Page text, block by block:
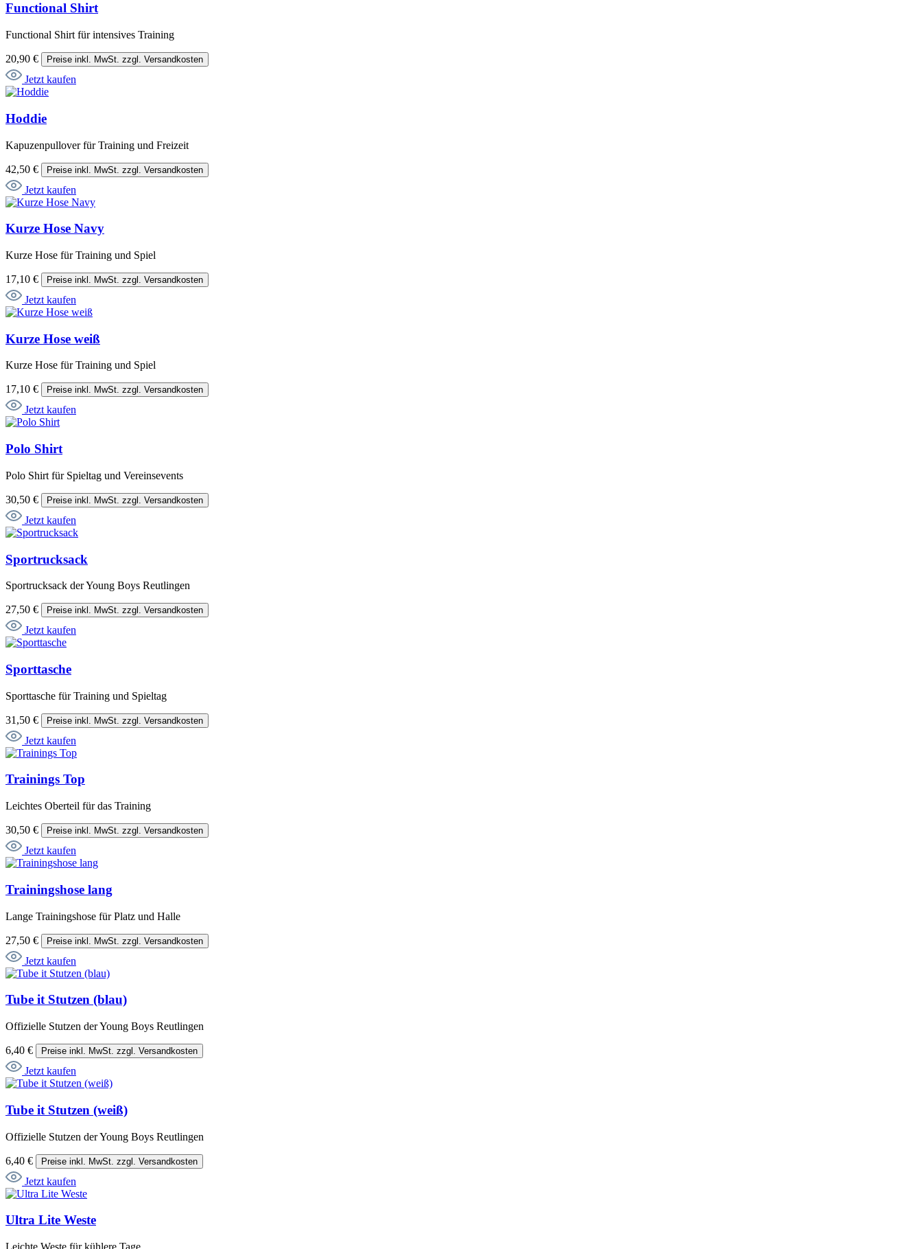
Functional Shirt
Functional Shirt für intensives Training
20,90 € Preise inkl. MwSt. zzgl. Versandkosten
Jetzt kaufen
Hoddie
Kapuzenpullover für Training und Freizeit
42,50 € Preise inkl. MwSt. zzgl. Versandkosten
Jetzt kaufen
Kurze Hose Navy
Kurze Hose für Training und Spiel
17,10 € Preise inkl. MwSt. zzgl. Versandkosten
Jetzt kaufen
Kurze Hose weiß
Kurze Hose für Training und Spiel
17,10 € Preise inkl. MwSt. zzgl. Versandkosten
Jetzt kaufen
Polo Shirt
Polo Shirt für Spieltag und Vereinsevents
30,50 € Preise inkl. MwSt. zzgl. Versandkosten
Jetzt kaufen
Sportrucksack
Sportrucksack der Young Boys Reutlingen
27,50 € Preise inkl. MwSt. zzgl. Versandkosten
Jetzt kaufen
Sporttasche
Sporttasche für Training und Spieltag
31,50 € Preise inkl. MwSt. zzgl. Versandkosten
Jetzt kaufen
Trainings Top
Leichtes Oberteil für das Training
30,50 € Preise inkl. MwSt. zzgl. Versandkosten
Jetzt kaufen
Trainingshose lang
Lange Trainingshose für Platz und Halle
27,50 € Preise inkl. MwSt. zzgl. Versandkosten
Jetzt kaufen
Tube it Stutzen (blau)
Offizielle Stutzen der Young Boys Reutlingen
6,40 € Preise inkl. MwSt. zzgl. Versandkosten
Jetzt kaufen
Tube it Stutzen (weiß)
Offizielle Stutzen der Young Boys Reutlingen
6,40 € Preise inkl. MwSt. zzgl. Versandkosten
Jetzt kaufen
Ultra Lite Weste
Leichte Weste für kühlere Tage